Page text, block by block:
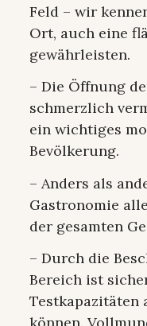
Feld – wir
Ort, auch eine
gewährleisten.
– Die Öffnung
schmerzlich
ein wichtiges
Bevölkerung.
– Anders als
Gastronomie
der gesamten
– Durch die
Bereich ist
Testkapazitäten